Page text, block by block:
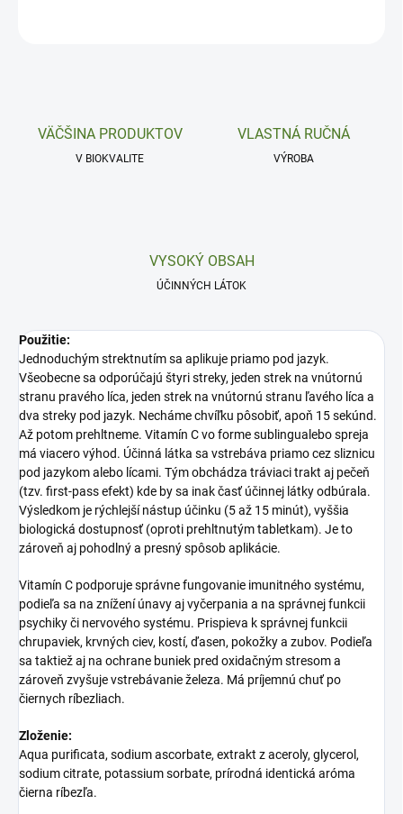
VÄČŠINA PRODUKTOV
V BIOKVALITE
VLASTNÁ RUČNÁ
VÝROBA
VYSOKÝ OBSAH
ÚČINNÝCH LÁTOK
Použitie:
Jednoduchým strektnutím sa aplikuje priamo pod jazyk.
Všeobecne sa odporúčajú štyri streky, jeden strek na vnútornú
stranu pravého líca, jeden strek na vnútornú stranu ľavého líca a
dva streky pod jazyk. Necháme chvíľku pôsobiť, apoň 15 sekúnd.
Až potom prehltneme. Vitamín C vo forme sublingualebo spreja
má viacero výhod. Účinná látka sa vstrebáva priamo cez sliznicu
pod jazykom alebo lícami. Tým obchádza tráviaci trakt aj pečeň
(tzv. first-pass efekt) kde by sa inak časť účinnej látky odbúrala.
Výsledkom je rýchlejší nástup účinku (5 až 15 minút), vyššia
biologická dostupnosť (oproti prehltnutým tabletkam). Je to
zároveň aj pohodlný a presný spôsob aplikácie.
Vitamín C podporuje správne fungovanie imunitného systému,
podieľa sa na znížení únavy aj vyčerpania a na správnej funkcii
psychiky či nervového systému. Prispieva k správnej funkcii
chrupaviek, krvných ciev, kostí, ďasen, pokožky a zubov. Podieľa
sa taktiež aj na ochrane buniek pred oxidačným stresom a
zároveň zvyšuje vstrebávanie železa. Má príjemnú chuť po
čiernych ríbezliach.
Zloženie:
Aqua purificata, sodium ascorbate, extrakt z aceroly, glycerol,
sodium citrate, potassium sorbate, prírodná identická aróma
čierna ríbezľa.